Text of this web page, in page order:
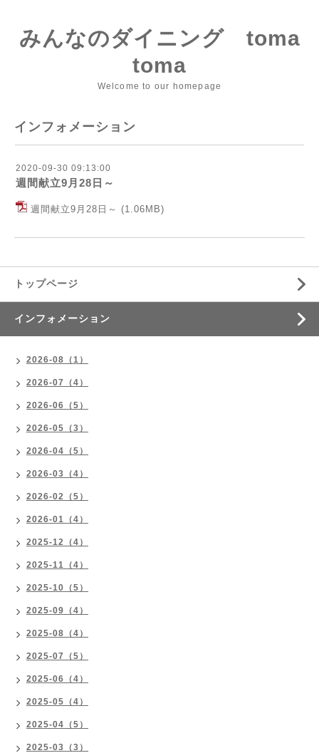
みんなのダイニング toma
toma
Welcome to our homepage
インフォメーション
2020-09-30 09:13:00
週間献立9月28日～
週間献立9月28日～ (1.06MB)
トップページ
インフォメーション
2026-08（1）
2026-07（4）
2026-06（5）
2026-05（3）
2026-04（5）
2026-03（4）
2026-02（5）
2026-01（4）
2025-12（4）
2025-11（4）
2025-10（5）
2025-09（4）
2025-08（4）
2025-07（5）
2025-06（4）
2025-05（4）
2025-04（5）
2025-03（3）